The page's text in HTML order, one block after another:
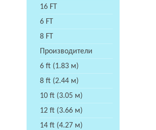
16 FT
6 FT
8 FT
Производители
6 ft (1.83 м)
8 ft (2.44 м)
10 ft (3.05 м)
12 ft (3.66 м)
14 ft (4.27 м)